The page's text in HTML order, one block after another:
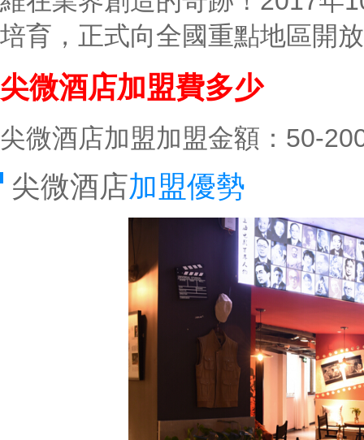
培育，正式向全國重點地區開
尖微酒店加盟費多少
尖微酒店加盟加盟金額：50-
尖微酒店加盟優勢